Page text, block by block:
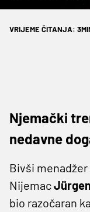
VRIJEME ČITANJA:
Njemački
nedavne
Bivši
Nijemac
bio razočaran